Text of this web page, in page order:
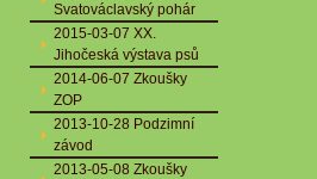
Svatováclavský pohár
2015-03-07 XX.
Jihočeská výstava psů
2014-06-07 Zkoušky
ZOP
2013-10-28 Podzimní
závod
2013-05-08 Zkoušky